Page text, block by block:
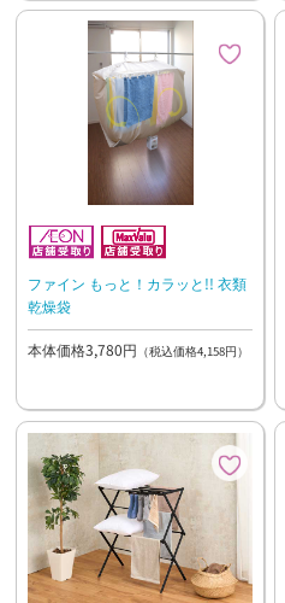
ファイン もっと！カラッと!! 衣類
乾燥袋
本体価格3,780円 （税込価格4,158円）